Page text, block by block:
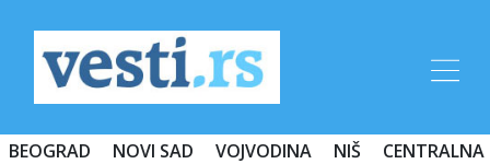
BEOGRAD NOVI SAD VOJVODINA NIŠ CENTRALNA